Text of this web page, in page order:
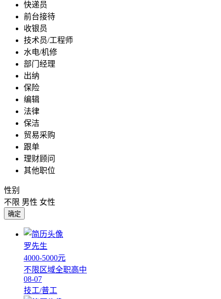
快递员
前台接待
收银员
技术员/工程师
水电/机修
部门经理
出纳
保险
编辑
法律
保洁
贸易采购
跟单
理财顾问
其他职位
性别
不限 男性 女性
确定
罗先生
4000-5000元
不限区域全职高中
08-07
技工/普工